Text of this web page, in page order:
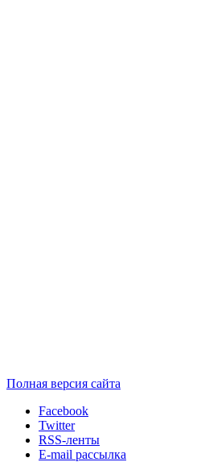
Полная версия сайта
Facebook
Twitter
RSS-ленты
E-mail рассылка